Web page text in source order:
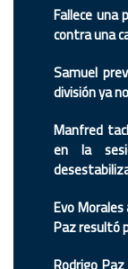
Fallece una
contra una
Samuel
división ya
Manfred
en la
Evo
Paz resultó